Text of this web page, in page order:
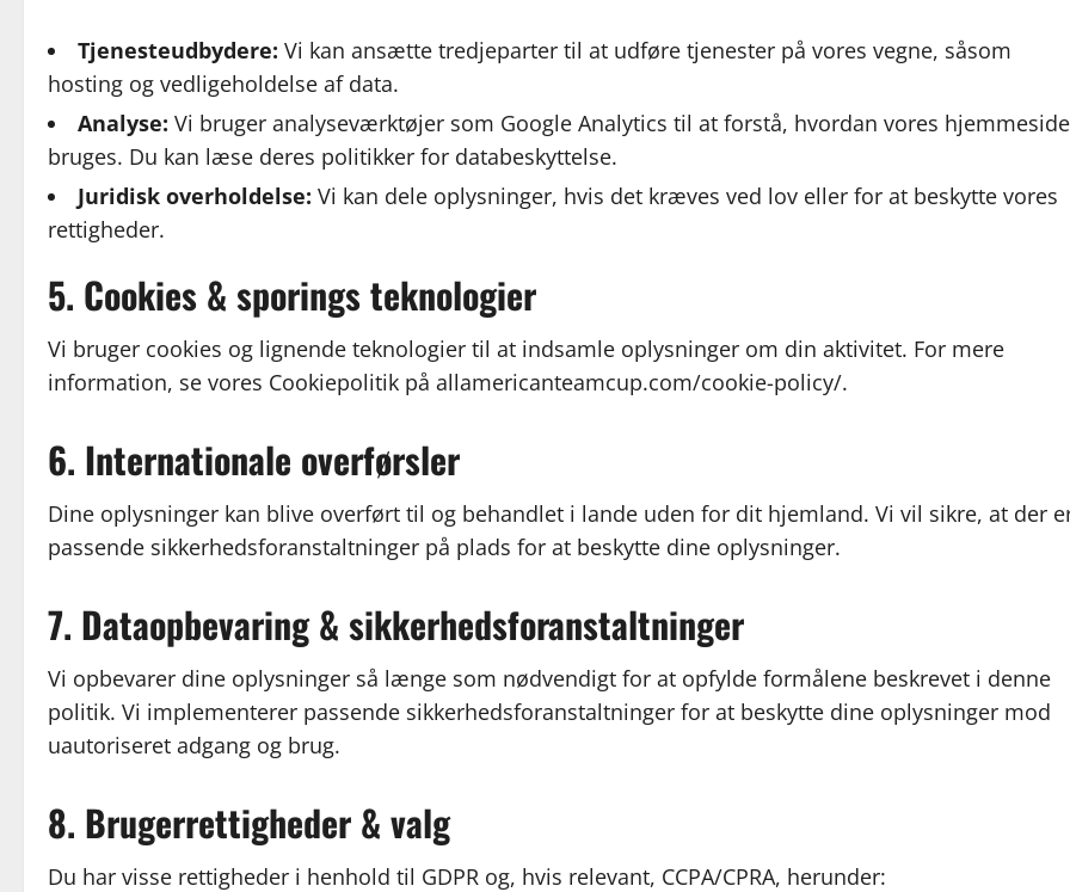
Tjenesteudbydere: Vi kan ansætte tredjeparter til at udføre tjenester på vores vegne, såsom
hosting og vedligeholdelse af data.
Analyse: Vi bruger analyseværktøjer som Google Analytics til at forstå, hvordan vores hjemmeside
bruges. Du kan læse deres politikker for databeskyttelse.
Juridisk overholdelse: Vi kan dele oplysninger, hvis det kræves ved lov eller for at beskytte vores
rettigheder.
5. Cookies & sporings teknologier
Vi bruger cookies og lignende teknologier til at indsamle oplysninger om din aktivitet. For mere
information, se vores Cookiepolitik på allamericanteamcup.com/cookie-policy/.
6. Internationale overførsler
Dine oplysninger kan blive overført til og behandlet i lande uden for dit hjemland. Vi vil sikre, at der
passende sikkerhedsforanstaltninger på plads for at beskytte dine oplysninger.
7. Dataopbevaring & sikkerhedsforanstaltninger
Vi opbevarer dine oplysninger så længe som nødvendigt for at opfylde formålene beskrevet i denne
politik. Vi implementerer passende sikkerhedsforanstaltninger for at beskytte dine oplysninger mod
uautoriseret adgang og brug.
8. Brugerrettigheder & valg
Du har visse rettigheder i henhold til GDPR og, hvis relevant, CCPA/CPRA, herunder: